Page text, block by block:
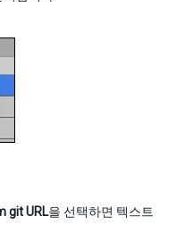
git URL을 선택하면 텍스트